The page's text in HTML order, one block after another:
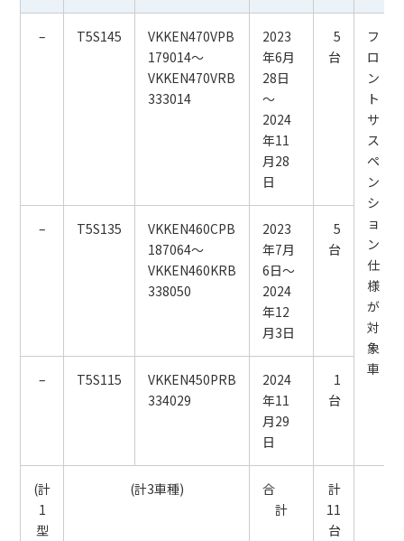
– T5S145
VKKEN470VPB
179014～
VKKEN470VRB
333014
2023
年6月
28日
～
2024
年11
月28
日
5
台
フ
ロ
ン
ト
サ
ス
ペ
ン
シ
ョ
ン
仕
様
が
対
象
車
– T5S135
VKKEN460CPB
187064～
VKKEN460KRB
338050
2023
年7月
6日～
2024
年12
月3日
5
台
– T5S115
VKKEN450PRB
334029
2024
年11
月29
日
1
台
(計
1
型
(計3車種)
合
計
計
11
台